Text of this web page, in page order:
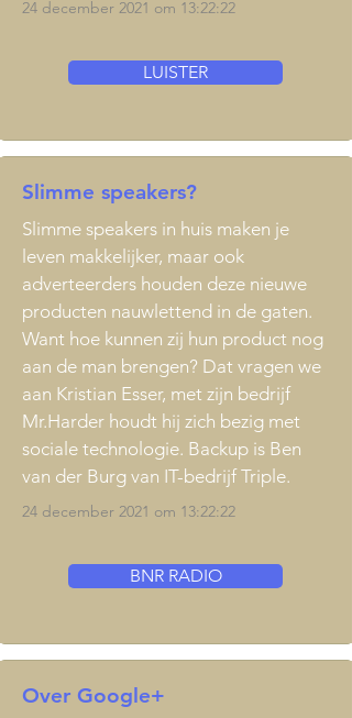
24 december 2021 om 13:22:22
LUISTER
Slimme speakers?
Slimme speakers in huis maken je
leven makkelijker, maar ook
adverteerders houden deze nieuwe
producten nauwlettend in de gaten.
Want hoe kunnen zij hun product nog
aan de man brengen? Dat vragen we
aan Kristian Esser, met zijn bedrijf
Mr.Harder houdt hij zich bezig met
sociale technologie. Backup is Ben
van der Burg van IT-bedrijf Triple.
24 december 2021 om 13:22:22
BNR RADIO
Over Google+